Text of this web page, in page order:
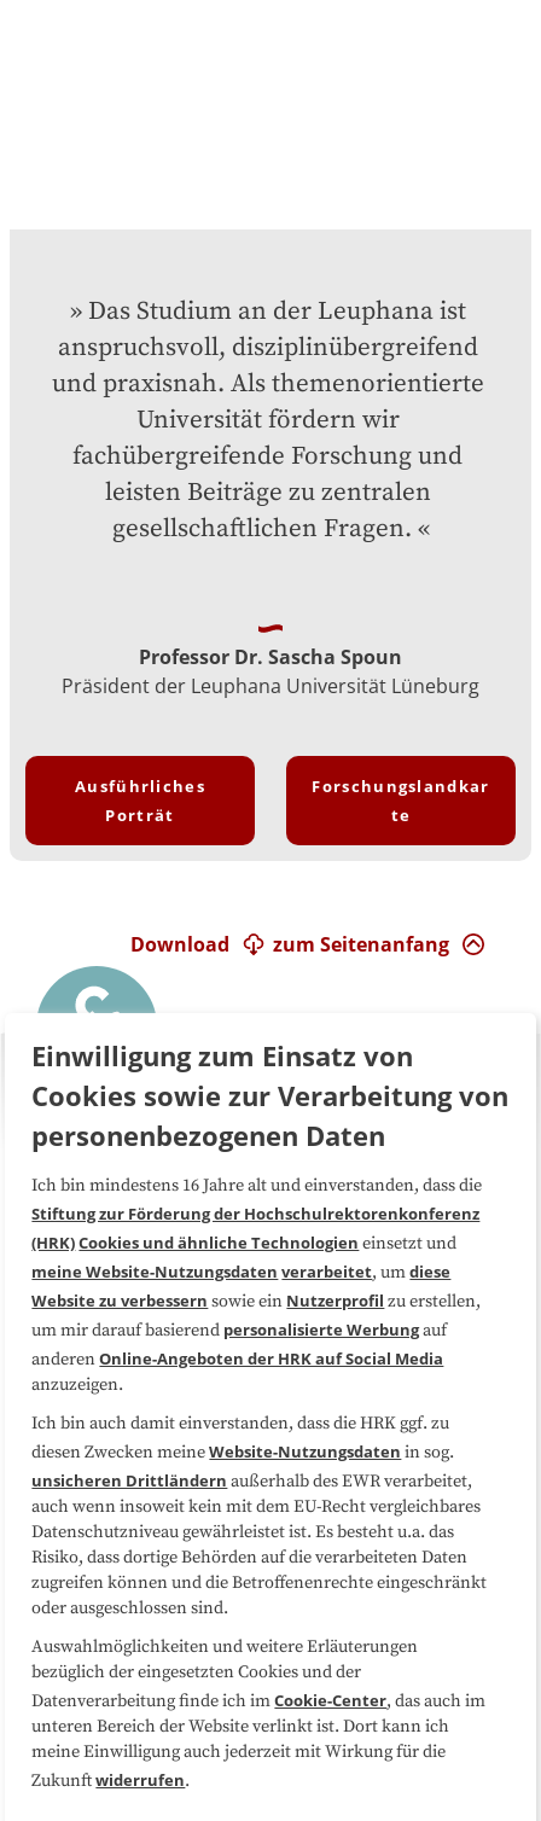
Das Studium an der Leuphana ist
anspruchsvoll, disziplinübergreifend
und praxisnah. Als themenorientierte
Universität fördern wir
fachübergreifende Forschung und
leisten Beiträge zu zentralen
gesellschaftlichen Fragen.
Professor Dr. Sascha Spoun
Präsident der Leuphana Universität Lüneburg
Ausführliches
Porträt
Forschungslandkar
te
zum Seitenanfang
Download
Über uns FAQ
Medienarbeit Kooperationen
Datenschutzerklärung Impressum
Sitemap
Folgen Sie uns
Einwilligung zum Einsatz von
Cookies sowie zur Verarbeitung von
personenbezogenen Daten
Ich bin mindestens 16 Jahre alt und einverstanden, dass die
Stiftung zur Förderung der Hochschulrektorenkonferenz
(HRK)Cookies und ähnliche Technologien einsetzt und
meine Website-Nutzungsdaten verarbeitet, umdiese
Website zu verbessern sowie ein Nutzerprofil zu erstellen,
um mir darauf basierend personalisierte Werbungauf
anderenOnline-Angeboten der HRK auf Social Media
anzuzeigen.
Ich bin auch damit einverstanden, dass die HRK ggf. zu
diesen Zwecken meineWebsite-Nutzungsdaten in sog.
unsicheren Drittländern außerhalb des EWR verarbeitet,
auch wenn insoweit kein mit dem EU-Recht vergleichbares
Datenschutzniveau gewährleistet ist. Es besteht u.a. das
Risiko, dass dortige Behörden auf die verarbeiteten Daten
zugreifen können und die Betroffenenrechte eingeschränkt
oder ausgeschlossen sind.
Auswahlmöglichkeiten und weitere Erläuterungen
bezüglich der eingesetzten Cookies und der
Datenverarbeitung finde ich imCookie-Center, das auch im
unteren Bereich der Website verlinkt ist. Dort kann ich
meine Einwilligung auch jederzeit mit Wirkung für die
Zukunftwiderrufen.